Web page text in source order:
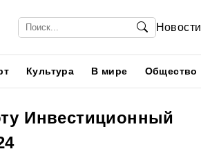
Новости
Культура В мире Общество
Инвестиционный